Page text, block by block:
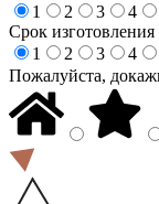
1
2 3 4
Срок изготовления
1
2 3 4
Пожалуйста,